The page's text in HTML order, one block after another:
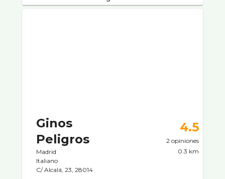
Ginos
Peligros
Madrid
Italiano
C/ Alcalá, 23, 28014
4.5
2 opiniones
0.3 km